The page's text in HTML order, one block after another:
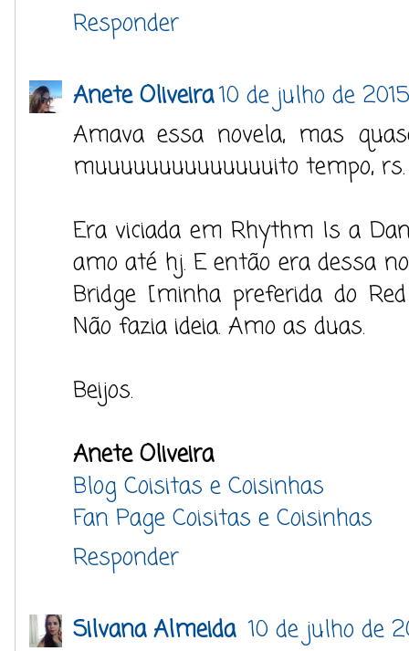
Responder
Anete Oliveira10 de julho de
Amava essa novela, mas
muuuuuuuuuuuuuuito tempo, rs.
Era viciada em Rhythm Is a
amo até hj. E então era dessa
Bridge [minha preferida do
Não fazia ideia. Amo as duas.
Beijos.
Anete Oliveira
Blog Coisitas e Coisinhas
Fan Page Coisitas e Coisinhas
Responder
Silvana Almeida 10 de julho de